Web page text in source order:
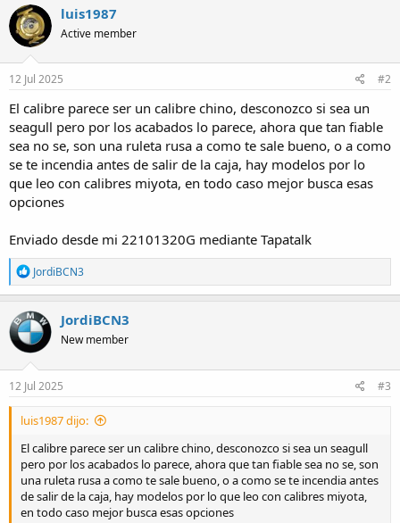
luis1987
Active member
12 Jul 2025 #2
El calibre parece ser un calibre chino, desconozco si sea un
seagull pero por los acabados lo parece, ahora que tan fiable
sea no se, son una ruleta rusa a como te sale bueno, o a como
se te incendia antes de salir de la caja, hay modelos por lo
que leo con calibres miyota, en todo caso mejor busca esas
opciones
Enviado desde mi 22101320G mediante Tapatalk
R
e
a
c
t
i
o
n
s
JordiBCN3
JordiBCN3
New member
12 Jul 2025 #3
luis1987 dijo:
El calibre parece ser un calibre chino, desconozco si sea un seagull
pero por los acabados lo parece, ahora que tan fiable sea no se, son
una ruleta rusa a como te sale bueno, o a como se te incendia antes
de salir de la caja, hay modelos por lo que leo con calibres miyota,
en todo caso mejor busca esas opciones